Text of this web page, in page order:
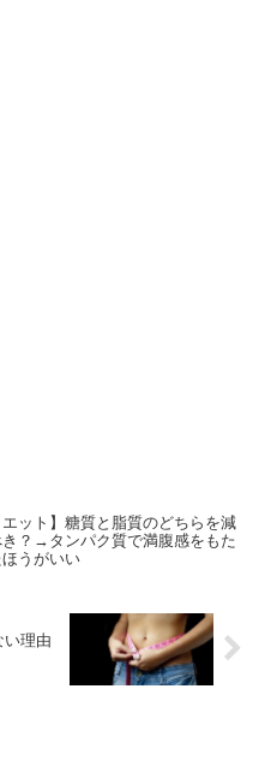
エット】糖質と脂質のどちらを減
き？→タンパク質で満腹感をもた
ほうがいい
い理由